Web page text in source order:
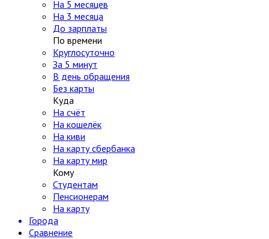
На 5 месяцев
На 3 месяца
До зарплаты
По времени
Круглосуточно
За 5 минут
В день обращения
Без карты
Куда
На счёт
На кошелёк
На киви
На карту сбербанка
На карту мир
Кому
Студентам
Пенсионерам
На карту
Города
Сравнение